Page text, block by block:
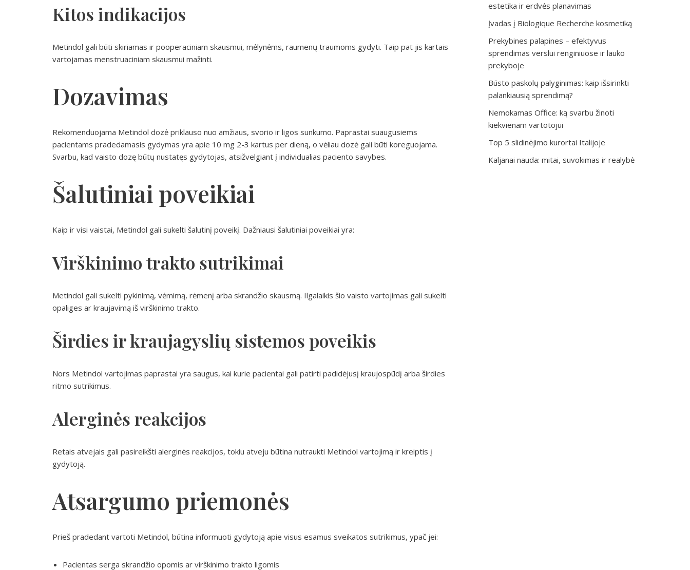
Kitos indikacijos
Metindol gali būti skiriamas ir pooperaciniam skausmui, mėlynėms, raumenų traumoms gydyti. Taip pat jis kartais
vartojamas menstruaciniam skausmui mažinti.
Dozavimas
Rekomenduojama Metindol dozė priklauso nuo amžiaus, svorio ir ligos sunkumo. Paprastai suaugusiems
pacientams pradedamasis gydymas yra apie 10 mg 2-3 kartus per dieną, o vėliau dozė gali būti koreguojama.
Svarbu, kad vaisto dozę būtų nustatęs gydytojas, atsižvelgiant į individualias paciento savybes.
Šalutiniai poveikiai
Kaip ir visi vaistai, Metindol gali sukelti šalutinį poveikį. Dažniausi šalutiniai poveikiai yra:
Virškinimo trakto sutrikimai
Metindol gali sukelti pykinimą, vėmimą, rėmenį arba skrandžio skausmą. Ilgalaikis šio vaisto vartojimas gali sukelti
opaliges ar kraujavimą iš virškinimo trakto.
Širdies ir kraujagyslių sistemos poveikis
Nors Metindol vartojimas paprastai yra saugus, kai kurie pacientai gali patirti padidėjusį kraujospūdį arba širdies
ritmo sutrikimus.
Alerginės reakcijos
Retais atvejais gali pasireikšti alerginės reakcijos, tokiu atveju būtina nutraukti Metindol vartojimą ir kreiptis į
gydytoją.
Atsargumo priemonės
Prieš pradedant vartoti Metindol, būtina informuoti gydytoją apie visus esamus sveikatos sutrikimus, ypač jei:
Pacientas serga skrandžio opomis ar virškinimo trakto ligomis
estetika ir erdvės planavimas
Įvadas į Biologique Recherche kosmetiką
Prekybines palapines – efektyvus
sprendimas verslui renginiuose ir lauko
prekyboje
Būsto paskolų palyginimas: kaip išsirinkti
palankiausią sprendimą?
Nemokamas Office: ką svarbu žinoti
kiekvienam vartotojui
Top 5 slidinėjimo kurortai Italijoje
Kaljanai nauda: mitai, suvokimas ir realybė